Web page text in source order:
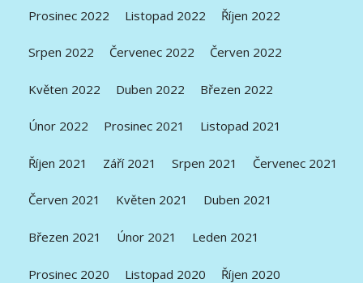
Prosinec 2022 Listopad 2022 Říjen 2022
Srpen 2022 Červenec 2022 Červen 2022
Květen 2022 Duben 2022 Březen 2022
Únor 2022 Prosinec 2021 Listopad 2021
Říjen 2021 Září 2021 Srpen 2021 Červenec 2021
Červen 2021 Květen 2021 Duben 2021
Březen 2021 Únor 2021 Leden 2021
Prosinec 2020 Listopad 2020 Říjen 2020